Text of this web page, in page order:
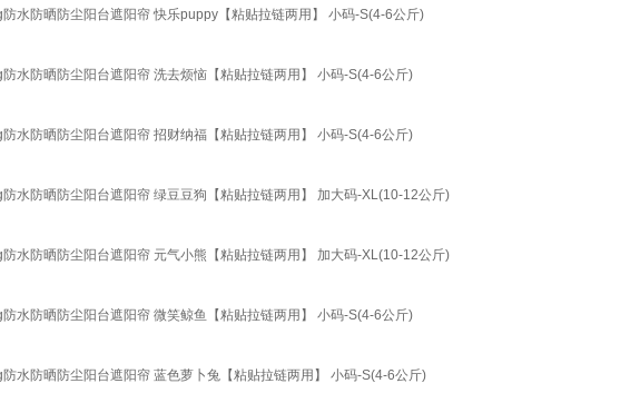
水防晒防尘阳台遮阳帘 快乐puppy【粘贴拉链两用】 小码-S(4-6公斤)
水防晒防尘阳台遮阳帘 洗去烦恼【粘贴拉链两用】 小码-S(4-6公斤)
水防晒防尘阳台遮阳帘 招财纳福【粘贴拉链两用】 小码-S(4-6公斤)
水防晒防尘阳台遮阳帘 绿豆豆狗【粘贴拉链两用】 加大码-XL(10-12公斤)
水防晒防尘阳台遮阳帘 元气小熊【粘贴拉链两用】 加大码-XL(10-12公斤)
水防晒防尘阳台遮阳帘 微笑鲸鱼【粘贴拉链两用】 小码-S(4-6公斤)
水防晒防尘阳台遮阳帘 蓝色萝卜兔【粘贴拉链两用】 小码-S(4-6公斤)